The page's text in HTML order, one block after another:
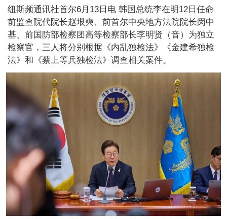
纽斯频通讯社首尔6月13日电 韩国总统李在明12日任命
前监查院代院长赵垠奭、前首尔中央地方法院院长闵中
基、前国防部检察团高等检察部长李明贤（音）为独立
检察官，三人将分别根据《内乱独检法》《金建希独检
法》和《蔡上等兵独检法》调查相关案件。